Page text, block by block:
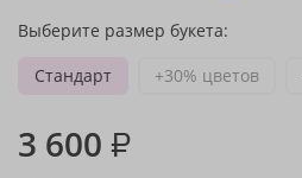
Выберите размер букета:
Стандарт
+30% цветов
3 600 ₽